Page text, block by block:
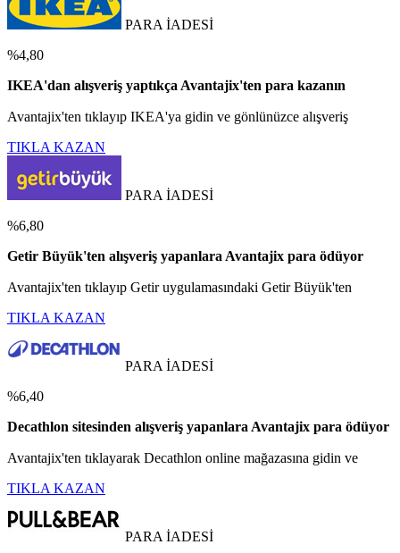
PARA İADESİ
%4,80
IKEA'dan alışveriş yaptıkça Avantajix'ten para kazanın
Avantajix'ten tıklayıp IKEA'ya gidin ve gönlünüzce alışveriş
TIKLA KAZAN
PARA İADESİ
%6,80
Getir Büyük'ten alışveriş yapanlara Avantajix para ödüyor
Avantajix'ten tıklayıp Getir uygulamasındaki Getir Büyük'ten
TIKLA KAZAN
PARA İADESİ
%6,40
Decathlon sitesinden alışveriş yapanlara Avantajix para ödüyor
Avantajix'ten tıklayarak Decathlon online mağazasına gidin ve
TIKLA KAZAN
PARA İADESİ